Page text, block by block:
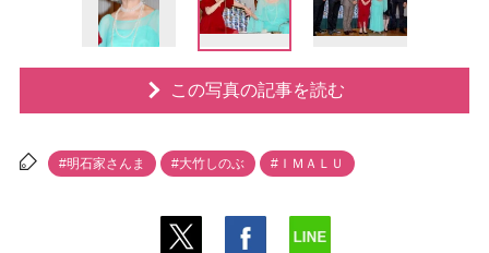
この写真の記事を読む
#明石家さんま #大竹しのぶ #ＩＭＡＬＵ